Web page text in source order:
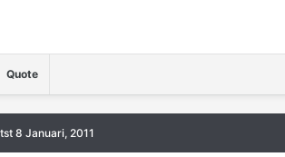
Quote
8 Januari, 2011